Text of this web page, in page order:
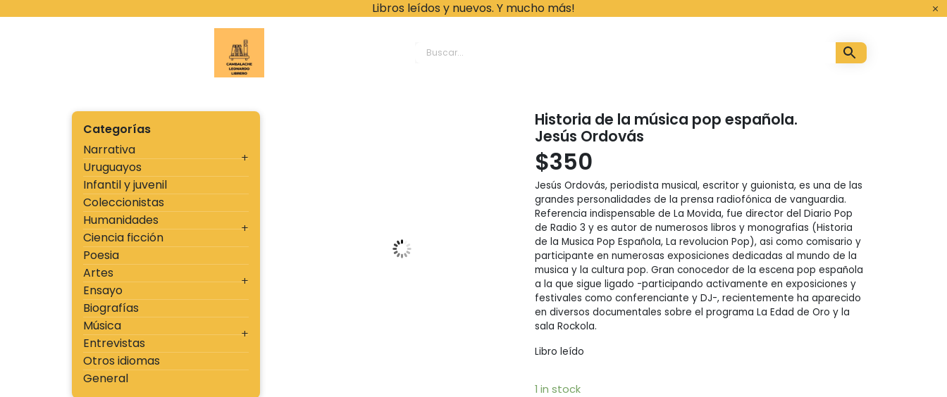
Libros leídos y nuevos. Y mucho más!
Categorías
Narrativa
Uruguayos
Infantil y juvenil
Coleccionistas
Humanidades
Ciencia ficción
Poesia
Artes
Ensayo
Biografías
Música
Entrevistas
Otros idiomas
General
Historia de la música pop española.
Jesús Ordovás
$350
Jesús Ordovás, periodista musical, escritor y guionista, es una de las
grandes personalidades de la prensa radiofónica de vanguardia.
Referencia indispensable de La Movida, fue director del Diario Pop
de Radio 3 y es autor de numerosos libros y monografias (Historia
de la Musica Pop Española, La revolucion Pop), asi como comisario y
participante en numerosas exposiciones dedicadas al mundo de la
musica y la cultura pop. Gran conocedor de la escena pop española
a la que sigue ligado -participando activamente en exposiciones y
festivales como conferenciante y DJ-, recientemente ha aparecido
en diversos documentales sobre el programa La Edad de Oro y la
sala Rockola.
Libro leído
1 in stock